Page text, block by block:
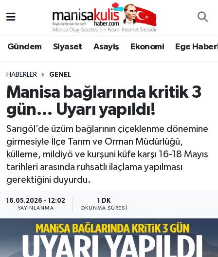
Gündem Siyaset Asayiş Ekonomi Ege
HABERLER GENEL
Manisa bağlarında kritik 3
gün… Uyarı yapıldı!
Sarıgöl’de üzüm bağlarının çiçeklenme dönemine
girmesiyle İlçe Tarım ve Orman Müdürlüğü,
külleme, mildiyö ve kurşuni küfe karşı 16-18 Mayıs
tarihleri arasında ruhsatlı ilaçlama yapılması
gerektiğini duyurdu.
16.05.2026 - 12:02
YAYINLANMA
1 DK
OKUNMA SÜRESI
Ege Haberleri
Ekonomi
Genel
Gündem
Resmi İlan
Siyaset
Spor
Türkiye
Yunusemre Hava Durumu
Yunusemre Trafik Yoğunluk Haritası
Süper Lig Puan Durumu ve Fikstür
Tüm Manşetler
Son Dakika Haberleri
Haber Arşivi